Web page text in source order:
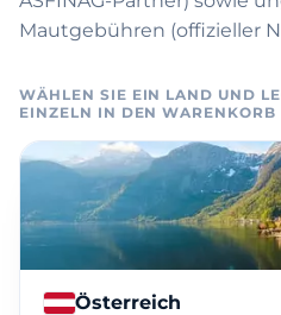
Mautgebühren (offizieller
WÄHLEN SIE EIN LAND UND
EINZELN IN DEN WARENKORB
Österreich